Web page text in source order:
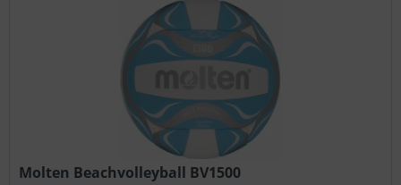
Molten Beachvolleyball BV1500